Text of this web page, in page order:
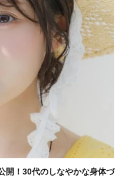
開！30代のしなやかな身体づ